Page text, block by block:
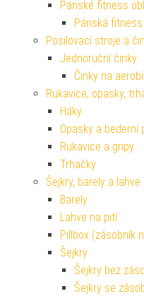
Pánské fitness
Pánská
Posilovací stroje a
Jednoruční činky
Činky na
Rukavice, opasky,
Háky
Opasky a bederní
Rukavice a gripy
Trhačky
Šejkry, barely a
Barely
Lahve na pití
Pillbox (zásobník
Šejkry
Šejkry bez
Šejkry se